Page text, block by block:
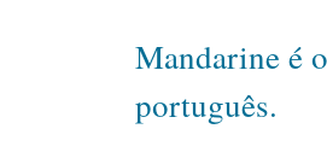
Mandarine é
português.